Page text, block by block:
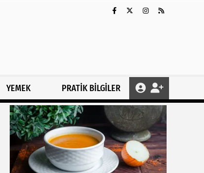
YEMEK PRATİK BİLGİLER